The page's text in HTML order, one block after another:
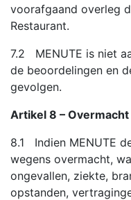
voorafgaand overleg
Restaurant.
7.2 MENUTE is niet
de beoordelingen en
gevolgen.
Artikel 8 – Overmacht
8.1 Indien MENUTE
wegens overmacht,
ongevallen, ziekte,
opstanden,